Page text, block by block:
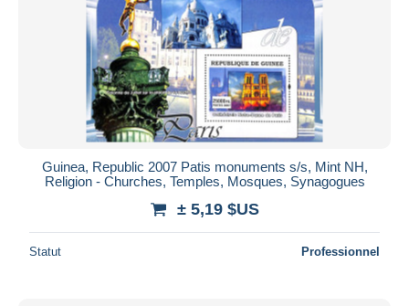
Guinea, Republic 2007 Patis monuments s/s, Mint NH,
Religion - Churches, Temples, Mosques, Synagogues
± 5,19 $US
Statut Professionnel